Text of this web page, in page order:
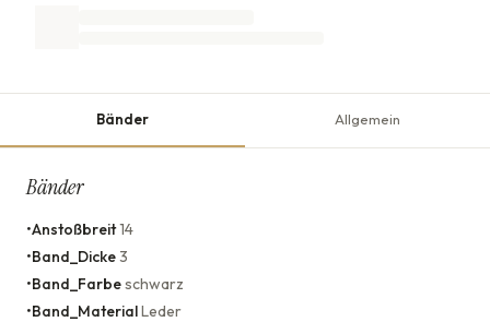
Bänder Allgemein
Bänder
•Anstoßbreit14
•Band_Dicke3
•Band_Farbeschwarz
•Band_MaterialLeder